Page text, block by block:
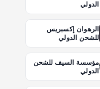
الدولي
الرهوان إكسبريس
للشحن الدولي
مؤسسة السيف للشحن
الدولي